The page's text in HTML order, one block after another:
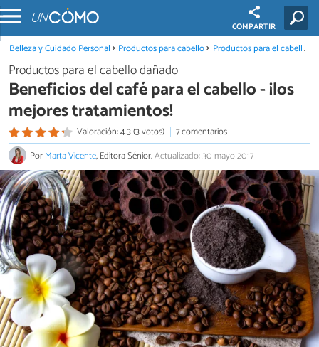
COMPARTIR
Belleza y Cuidado Personal Productos para cabello Productos para el cabello dañado
Productos para el cabello dañado
Beneficios del café para el cabello - ¡los
mejores tratamientos!
Valoración: 4.3 (3 votos)
7 comentarios
PorMarta Vicente, Editora Sénior.Actualizado: 30 mayo 2017